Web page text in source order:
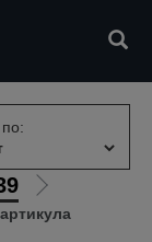
Отиди
на